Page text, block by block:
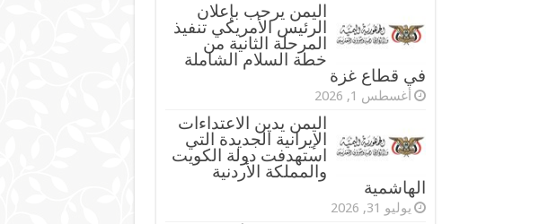
اليمن يرحب بإعلان
الرئيس الأمريكي تنفيذ
المرحلة الثانية من
خطة السلام الشاملة
في قطاع غزة
أغسطس 1, 2026
اليمن يدين الاعتداءات
الإيرانية الجديدة التي
استهدفت دولة الكويت
والمملكة الأردنية
الهاشمية
يوليو 31, 2026